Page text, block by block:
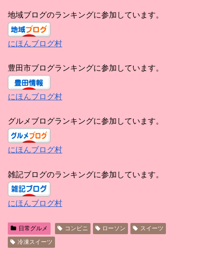
地域ブログのランキングに参加しています。
にほんブログ村
豊田市ブログランキングに参加しています。
にほんブログ村
グルメブログランキングに参加しています。
にほんブログ村
雑記ブログのランキングに参加しています。
にほんブログ村
日常グルメ コンビニ ローソン
スイーツ
冷凍スイーツ